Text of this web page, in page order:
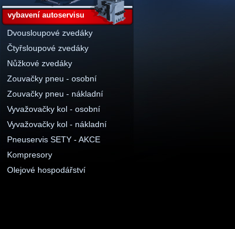
vybavení autoservisu
Dvousloupové zvedáky
Čtyřsloupové zvedáky
Nůžkové zvedáky
Zouvačky pneu - osobní
Zouvačky pneu - nákladní
Vyvažovačky kol - osobní
Vyvažovačky kol - nákladní
Pneuservis SETY - AKCE
Kompresory
Olejové hospodářství